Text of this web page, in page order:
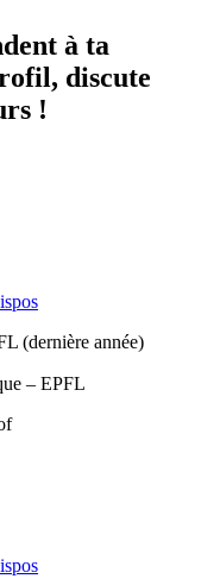
à ta
discute
!
(dernière année)
– EPFL